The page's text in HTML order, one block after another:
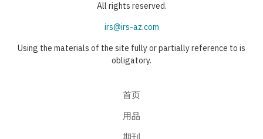
All rights reserved.
irs@irs-az.com
Using the materials of the site fully or partially reference to is
obligatory.
首页
用品